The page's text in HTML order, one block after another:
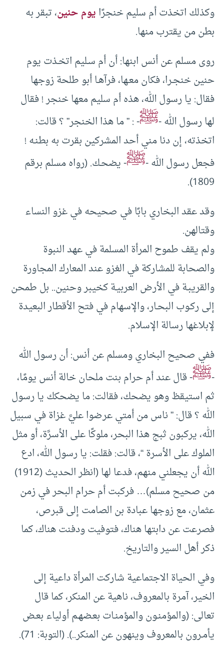
وكذلك اتخذت أم سليم خنجرًايوم حنين، تبقر به
بطن من يقترب منها.
روى مسلم عن أنس ابنها: أن أم سـليم اتخـذت يوم
حنين خنجـرا، فكان معـها، فرآهـا أبو طلحة زوجها
فقال: يا رسول الله، هذه أم سليم معها خنجر ! فقال
لها رسول الله -ﷺ- : ” ما هذا الخنجر” ؟ قالت:
اتخذته، إن دنا مني أحد المشركين بقرت به بطنـه !
فجعل رسول الله -ﷺ- يضحـك. (رواه مسلم برقم
1809).
وقد عقد البخاري بابًا في صحيحه في غزو النساء
وقتالهن.
ولم يقف طموح المرأة المسلمة في عهد النبوة
والصحابة للمشاركة في الغزو عند المعارك المجاورة
والقريبـة في الأرض العربيـة كخيبر وحنين.. بل طمحن
إلى ركـوب البحـار، والإسهام في فتح الأقطار البعيدة
لإبلاغها رسالة الإسلام.
ففي صحيح البخاري ومسلم عن أنس: أن رسول الله
-ﷺ- قال عند أم حرام بنت ملحان خالة أنس يومًا،
ثم استيقظ وهو يضحك، فقالت: ما يضحكك يا رسول
الله ؟ قال: ” ناس من أمتي عرضوا عليَّ غزاة في سبيل
الله، يركبون ثبج هذا البحر، ملوكًا على الأسرَّة، أو مثل
الملوك على الأسرة “، قالت: فقلت: يا رسول الله، ادع
الله أن يجعلني منهم، فدعا لها (انظر الحديث (1912)
من صحيح مسلم)… فركبت أم حرام البحر في زمن
عثمان، مع زوجها عبادة بن الصامت إلى قبرص،
فصرعت عن دابتها هناك، فتوفيت ودفنت هناك، كما
ذكر أهل السير والتاريخ.
وفي الحياة الاجتماعية شاركت المرأة داعية إلى
الخير، آمرة بالمعروف، ناهية عن المنكر، كما قال
تعالى: (والمؤمنـون والمؤمنـات بعـضهـم أولياء بعـض
يأمـرون بالمعروف وينهون عن المنكر..). (التوبة: 71).